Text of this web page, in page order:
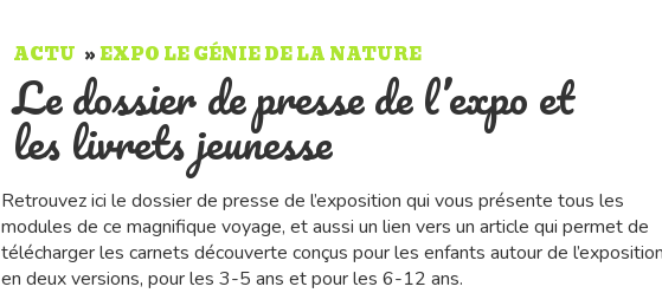
ACTU EXPO LE GÉNIE DE LA NATURE
Le dossier de presse de l’expo et
les livrets jeunesse
Retrouvez ici le dossier de presse de l’exposition qui vous présente tous les
modules de ce magnifique voyage, et aussi un lien vers un article qui permet de
télécharger les carnets découverte conçus pour les enfants autour de
en deux versions, pour les 3-5 ans et pour les 6-12 ans.